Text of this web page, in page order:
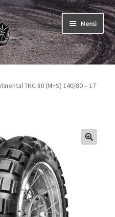
Menü
TKC 80 (M+S) 140/80 – 17